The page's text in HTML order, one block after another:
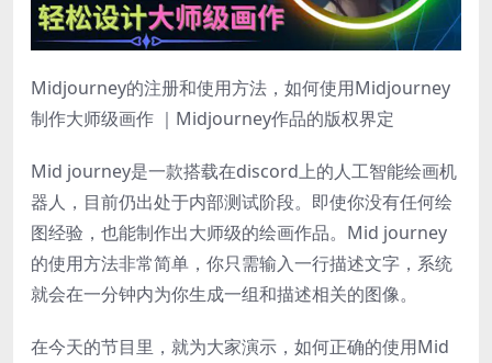
Midjourney的注册和使用方法，如何使用Midjourney
制作大师级画作 ｜Midjourney作品的版权界定
Mid journey是一款搭载在discord上的人工智能绘画机
器人，目前仍出处于内部测试阶段。即使你没有任何绘
图经验，也能制作出大师级的绘画作品。Mid journey
的使用方法非常简单，你只需输入一行描述文字，系统
就会在一分钟内为你生成一组和描述相关的图像。
在今天的节目里，就为大家演示，如何正确的使用Mid